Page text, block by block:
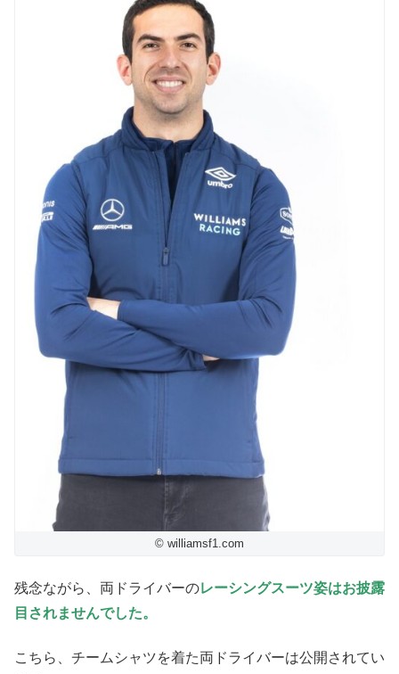
© williamsf1.com
残念ながら、両ドライバーのレーシングスーツ姿はお披露
目されませんでした。
こちら、チームシャツを着た両ドライバーは公開されてい